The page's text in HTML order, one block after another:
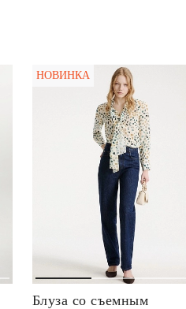
НОВИНКА
Блуза со съемным